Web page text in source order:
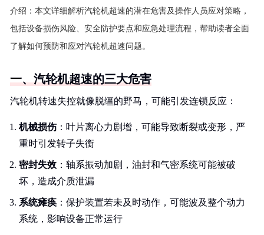
介绍： 本文详细解析汽轮机超速的潜在危害及操作人员应对策略，
包括设备损伤风险、安全防护要点和应急处理流程，帮助读者全面
了解如何预防和应对汽轮机超速问题。
一、汽轮机超速的三大危害
汽轮机转速失控就像脱缰的野马，可能引发连锁反应：
机械损伤：叶片离心力剧增，可能导致断裂或变形，严
重时引发转子失衡
密封失效 ：轴系振动加剧，油封和气密系统可能被破
坏，造成介质泄漏
系统瘫痪 ：保护装置若未及时动作，可能波及整个动力
系统，影响设备正常运行